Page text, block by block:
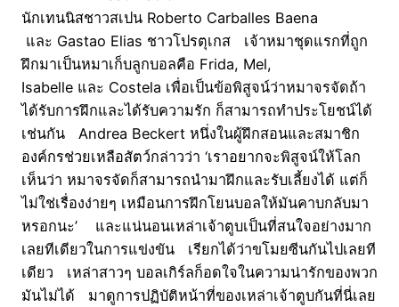
นักเทนนิสชาวสเปน Roberto Carballes Baena
และ Gastao Elias ชาวโปรตุเกส เจ้าหมาชุดแรกที่ถูก
ฝึกมาเป็นหมาเก็บลูกบอลคือ Frida, Mel,
Isabelle และ Costela เพื่อเป็นข้อพิสูจน์ว่าหมาจรจัดถ้า
ได้รับการฝึกและได้รับความรัก ก็สามารถทำประโยชน์ได้
เช่นกัน Andrea Beckert หนึ่งในผู้ฝึกสอนและสมาชิก
องค์กรช่วยเหลือสัตว์กล่าวว่า ‘เราอยากจะพิสูจน์ให้โลก
เห็นว่า หมาจรจัดก็สามารถนำมาฝึกและรับเลี้ยงได้ แต่ก็
ไม่ใช่เรื่องง่ายๆ เหมือนการฝึกโยนบอลให้มันคาบกลับมา
หรอกนะ’ และแน่นอนเหล่าเจ้าตูบเป็นที่สนใจอย่างมาก
เลยทีเดียวในการแข่งขัน เรียกได้ว่าขโมยซีนกันไปเลยที
เดียว เหล่าสาวๆ บอลเกิร์ลก็อดใจในความน่ารักของพวก
มันไม่ได้ มาดูการปฏิบัติหน้าที่ของเหล่าเจ้าตูบกันที่นี่เลย